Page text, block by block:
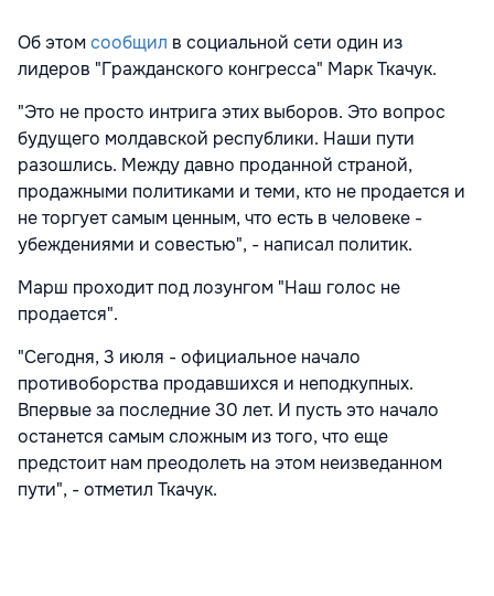
Об этомсообщил в социальной сети один из
лидеров "Гражданского конгресса" Марк Ткачук.
"Это не просто интрига этих выборов. Это вопрос
будущего молдавской республики. Наши пути
разошлись. Между давно проданной страной,
продажными политиками и теми, кто не продается и
не торгует самым ценным, что есть в человеке -
убеждениями и совестью", - написал политик.
Марш проходит под лозунгом "Наш голос не
продается".
"Сегодня, 3 июля - официальное начало
противоборства продавшихся и неподкупных.
Впервые за последние 30 лет. И пусть это начало
останется самым сложным из того, что еще
предстоит нам преодолеть на этом неизведанном
пути", - отметил Ткачук.